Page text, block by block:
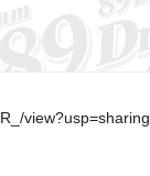
view?usp=sharing